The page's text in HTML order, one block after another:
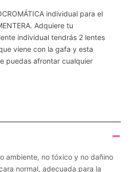
individual para el
Adquiere tu
individual tendrás 2 lentes
viene con la gafa y esta
puedas afrontar cualquier
ambiente, no tóxico y no dañino
normal, adecuada para la